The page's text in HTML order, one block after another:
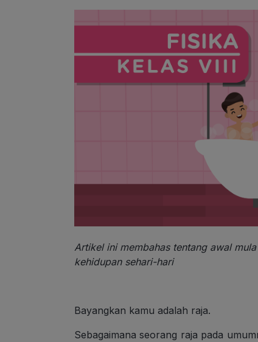
Artikel ini membahas tentang awal
kehidupan sehari-hari
Bayangkan kamu adalah raja.
Sebagaimana seorang raja pada